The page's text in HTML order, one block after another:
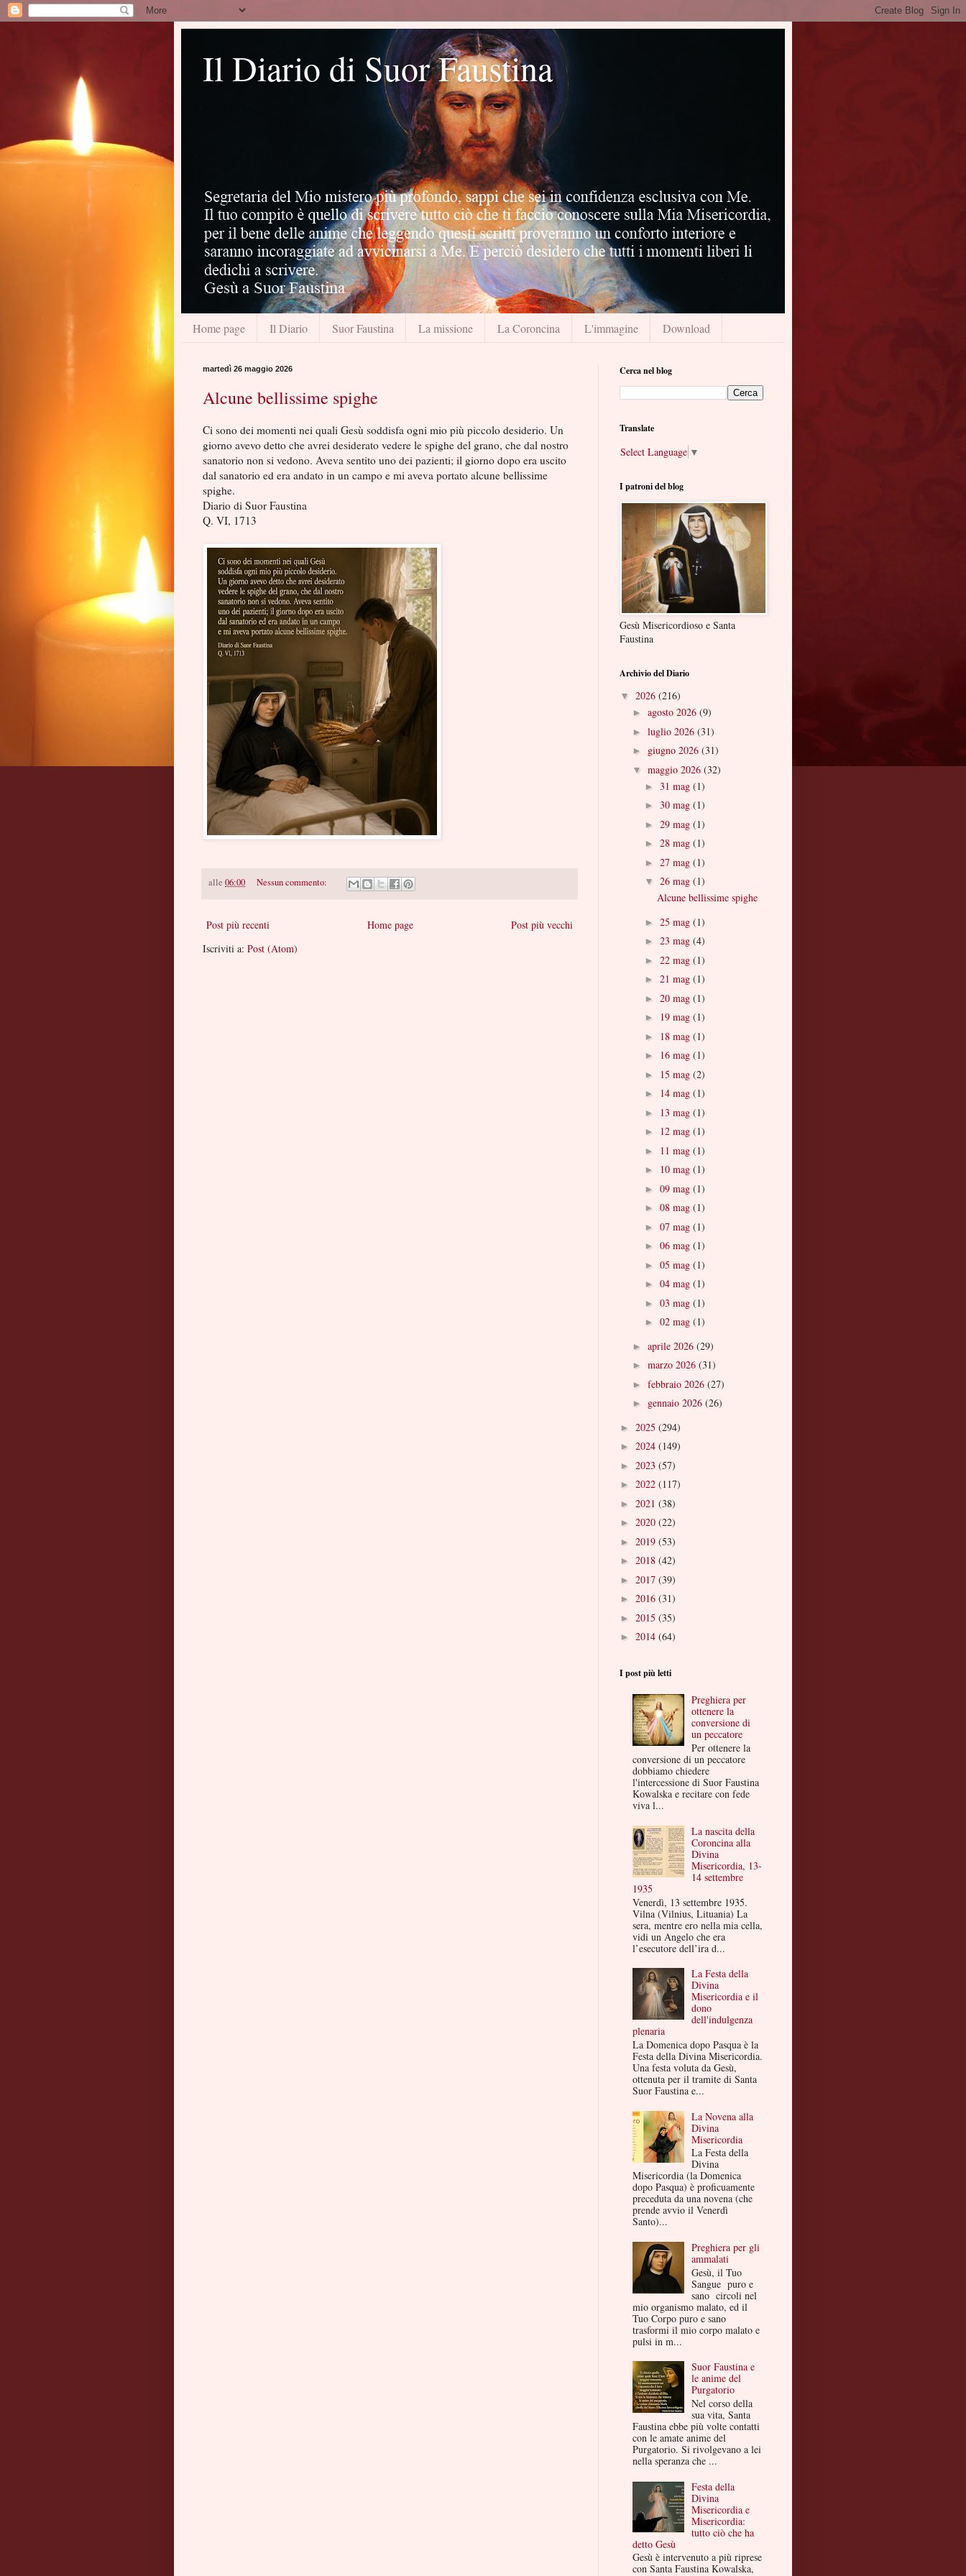
Il Diario di Suor Faustina
Home page Il Diario Suor Faustina La missione La Coroncina L'immagine Download
martedì 26 maggio 2026
Alcune bellissime spighe
Ci sono dei momenti nei quali Gesù soddisfa ogni mio più piccolo desiderio. Un
giorno avevo detto che avrei desiderato vedere le spighe del grano, che dal nostro
sanatorio non si vedono. Aveva sentito uno dei pazienti; il giorno dopo era uscito
dal sanatorio ed era andato in un campo e mi aveva portato alcune bellissime
spighe.
Diario di Suor Faustina
Q. VI, 1713
alle 06:00 Nessun commento:
Post più recenti Post più vecchi
Home page
Iscriviti a: Post (Atom)
Cerca nel blog
Translate
Select Language ▼
I patroni del blog
Gesù Misericordioso e Santa
Faustina
Archivio del Diario
▼ 2026 (216)
► agosto 2026 (9)
► luglio 2026 (31)
► giugno 2026 (31)
▼ maggio 2026 (32)
► 31 mag (1)
► 30 mag (1)
► 29 mag (1)
► 28 mag (1)
► 27 mag (1)
▼ 26 mag (1)
Alcune bellissime spighe
► 25 mag (1)
► 23 mag (4)
► 22 mag (1)
► 21 mag (1)
► 20 mag (1)
► 19 mag (1)
► 18 mag (1)
► 16 mag (1)
► 15 mag (2)
► 14 mag (1)
► 13 mag (1)
► 12 mag (1)
► 11 mag (1)
► 10 mag (1)
► 09 mag (1)
► 08 mag (1)
► 07 mag (1)
► 06 mag (1)
► 05 mag (1)
► 04 mag (1)
► 03 mag (1)
► 02 mag (1)
► aprile 2026 (29)
► marzo 2026 (31)
► febbraio 2026 (27)
► gennaio 2026 (26)
► 2025 (294)
► 2024 (149)
► 2023 (57)
► 2022 (117)
► 2021 (38)
► 2020 (22)
► 2019 (53)
► 2018 (42)
► 2017 (39)
► 2016 (31)
► 2015 (35)
► 2014 (64)
I post più letti
Preghiera per
ottenere la
conversione di
un peccatore
Per ottenere la
conversione di un peccatore
dobbiamo chiedere
l'intercessione di Suor Faustina
Kowalska e recitare con fede
viva l...
La nascita della
Coroncina alla
Divina
Misericordia, 13-
14 settembre
1935
Venerdì, 13 settembre 1935.
Vilna (Vilnius, Lituania) La
sera, mentre ero nella mia cella,
vidi un Angelo che era
l’esecutore dell’ira d...
La Festa della
Divina
Misericordia e il
dono
dell'indulgenza
plenaria
La Domenica dopo Pasqua è la
Festa della Divina Misericordia.
Una festa voluta da Gesù,
ottenuta per il tramite di Santa
Suor Faustina e...
La Novena alla
Divina
Misericordia
La Festa della
Divina
Misericordia (la Domenica
dopo Pasqua) è proficuamente
preceduta da una novena (che
prende avvio il Venerdì
Santo)...
Preghiera per gli
ammalati
Gesù, il Tuo
Sangue puro e
sano circoli nel
mio organismo malato, ed il
Tuo Corpo puro e sano
trasformi il mio corpo malato e
pulsi in m...
Suor Faustina e
le anime del
Purgatorio
Nel corso della
sua vita, Santa
Faustina ebbe più volte contatti
con le amate anime del
Purgatorio. Si rivolgevano a lei
nella speranza che ...
Festa della
Divina
Misericordia e
Misericordia:
tutto ciò che ha
detto Gesù
Gesù è intervenuto a più riprese
con Santa Faustina Kowalska,